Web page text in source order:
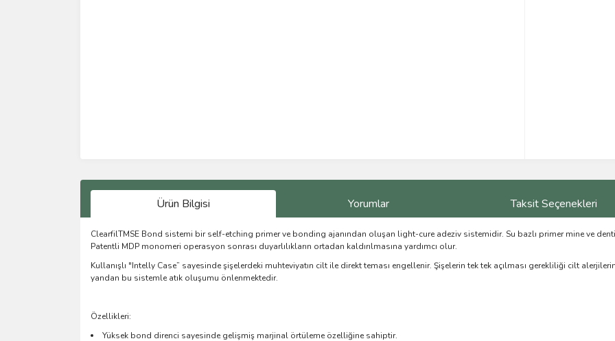
Ürün Bilgisi Yorumlar Taksit Seçenekleri
ClearfilTMSE Bond sistemi bir self-etching primer ve bonding ajanından oluşan light-cure adeziv sistemidir. Su bazlı primer mine ve
Patentli MDP monomeri operasyon sonrası duyarlılıkların ortadan kaldırılmasına yardımcı olur.
Kullanışlı "Intelly Case” sayesinde şişelerdeki muhteviyatın cilt ile direkt teması engellenir. Şişelerin tek tek açılması gerekliliği cilt
yandan bu sistemle atık oluşumu önlenmektedir.
Özellikleri:
Yüksek bond direnci sayesinde gelişmiş marjinal örtüleme özelliğine sahiptir.